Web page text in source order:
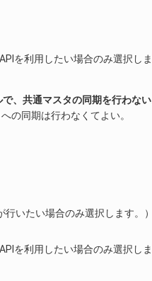
を利用したい場合のみ選択しま
共通マスタの同期を行わない
の同期は行わなくてよい。
いたい場合のみ選択します。）
を利用したい場合のみ選択しま